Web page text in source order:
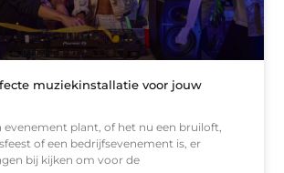
muziekinstallatie voor jouw
evenement plant, of het nu een bruiloft,
of een bedrijfsevenement is, er
bij kijken om voor de